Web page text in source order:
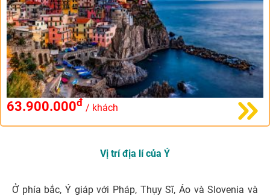
63.900.000đ / khách
Vị trí địa lí của Ý
Ở phía bắc, Ý giáp với Pháp, Thụy Sĩ, Áo và Slovenia và